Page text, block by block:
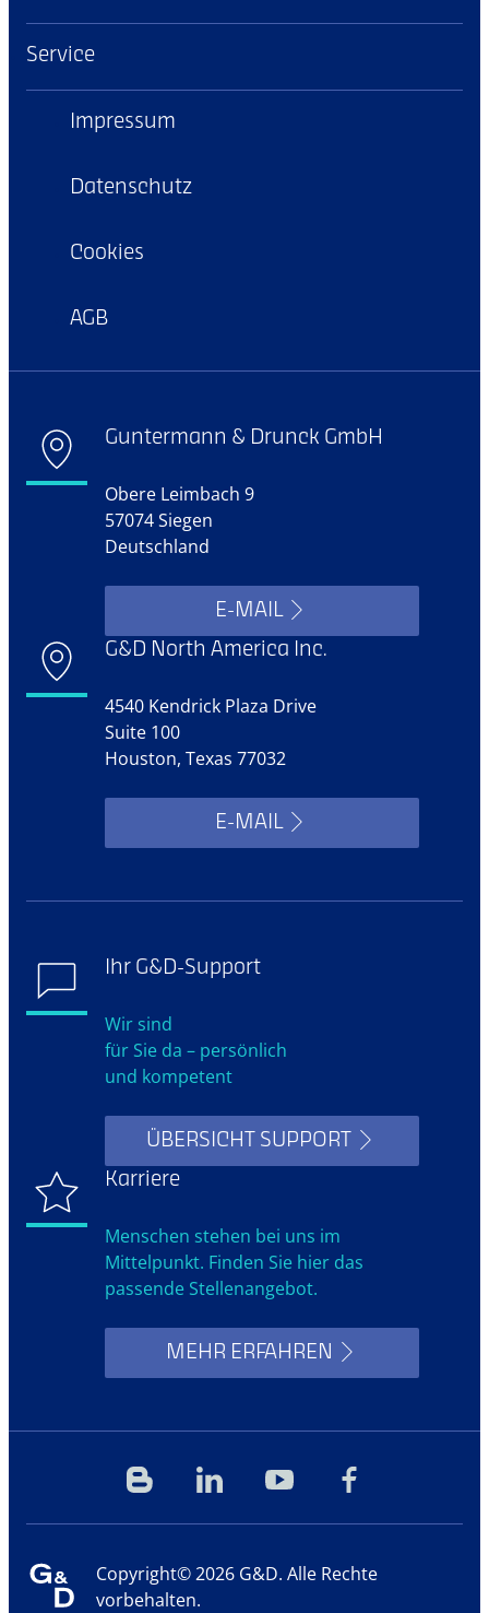
Service
Impressum
Datenschutz
Cookies
AGB
Guntermann & Drunck GmbH
Obere Leimbach 9
57074 Siegen
Deutschland
E-MAIL
G&D North America Inc.
4540 Kendrick Plaza Drive
Suite 100
Houston, Texas 77032
E-MAIL
Ihr G&D-Support
Wir sind
für Sie da – persönlich
und kompetent
ÜBERSICHT SUPPORT
Karriere
Menschen stehen bei uns im
Mittelpunkt. Finden Sie hier das
passende Stellenangebot.
MEHR ERFAHREN
Copyright© 2026 G&D. Alle Rechte
vorbehalten.